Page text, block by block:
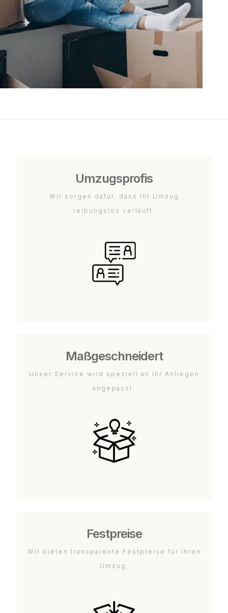
Umzugsprofis
Wir sorgen dafür, dass Ihr Umzug
reibungslos verläuft.
Maßgeschneidert
Unser Service wird speziell an Ihr Anliegen
angepasst.
Festpreise
Wir bieten transparente Festpreise für Ihren
Umzug.